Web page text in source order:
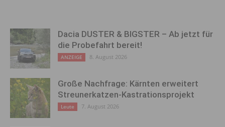
Dacia DUSTER & BIGSTER – Ab jetzt für
die Probefahrt bereit!
ANZEIGE 8. August 2026
Große Nachfrage: Kärnten erweitert
Streunerkatzen-Kastrationsprojekt
Leute 7. August 2026